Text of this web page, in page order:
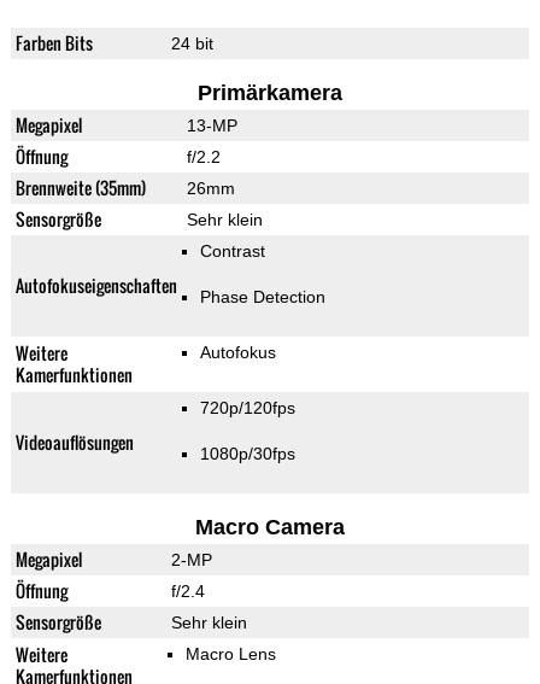
Farben Bits 24 bit
Primärkamera
Megapixel 13-MP
Öffnung f/2.2
Brennweite (35mm) 26mm
Sensorgröße Sehr klein
Autofokuseigenschaften
Contrast
Phase Detection
Weitere
Kamerfunktionen
Autofokus
Videoauflösungen
720p/120fps
1080p/30fps
Macro Camera
Megapixel 2-MP
Öffnung f/2.4
Sensorgröße Sehr klein
Weitere
Kamerfunktionen
Macro Lens